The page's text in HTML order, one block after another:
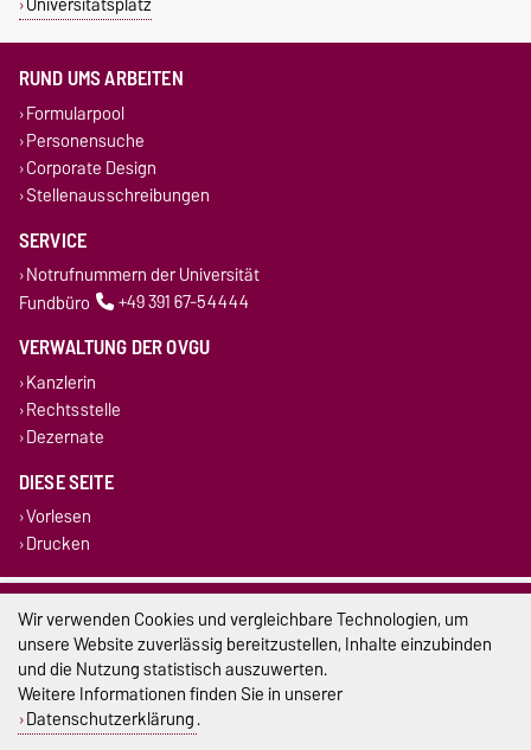
RUND UMS ARBEITEN
Formularpool
Personensuche
Corporate Design
Stellenausschreibungen
SERVICE
Notrufnummern der Universität
Fundbüro
+49 391 67-54444
VERWALTUNG DER OVGU
Kanzlerin
Rechtsstelle
Dezernate
DIESE SEITE
Vorlesen
Drucken
Impressum
Datenschutz
Barrierefreiheit
Cookie-Einstellungen
Wir verwenden Cookies und vergleichbare Technologien, um
unsere Website zuverlässig bereitzustellen, Inhalte einzubinden
und die Nutzung statistisch auszuwerten.
Weitere Informationen finden Sie in unserer
Datenschutzerklärung.